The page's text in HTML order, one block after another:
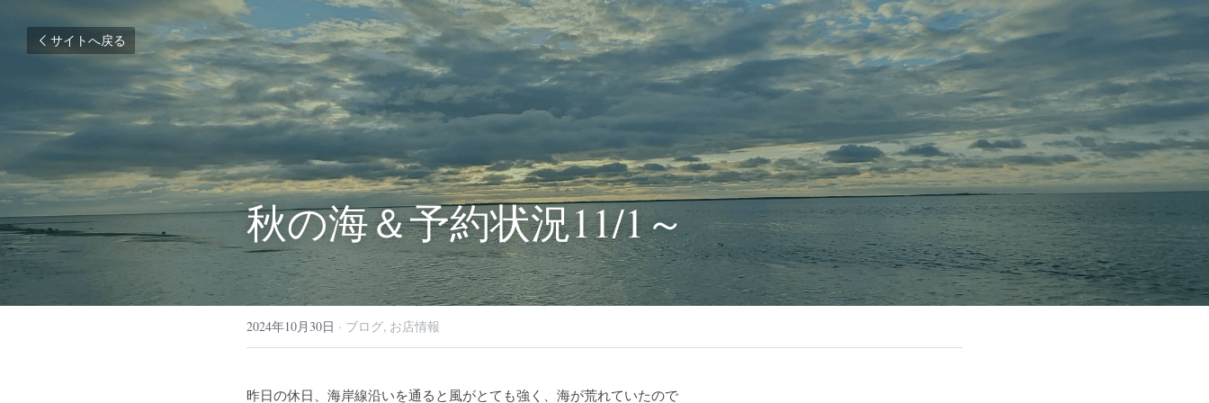
サイトへ戻る
秋の海＆予約状況11/1～
2024年10月30日 · ブログ, お店情報
昨日の休日、海岸線沿いを通ると風がとても強く、海が荒れていたので